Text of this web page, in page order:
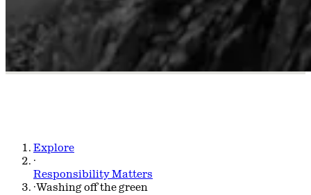
Explore
·
Responsibility Matters
·Washing off the green